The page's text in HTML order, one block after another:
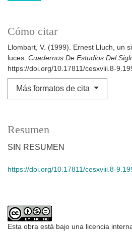
Cómo citar
Llombart, V. (1999). Ernest Lluch, un
luces. Cuadernos De Estudios Del
https://doi.org/10.17811/cesxviii.8-
Más formatos de cita
Resumen
SIN RESUMEN
https://doi.org/10.17811/cesxviii.8-
Esta obra está bajo una licencia